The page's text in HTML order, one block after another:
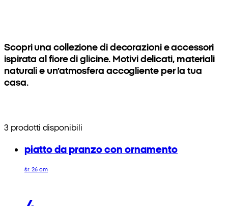
Scopri una collezione di decorazioni e accessori
ispirata al fiore di glicine. Motivi delicati, materiali
naturali e un’atmosfera accogliente per la tua
casa.
3 prodotti disponibili
piatto da pranzo con ornamento
śr. 26 cm